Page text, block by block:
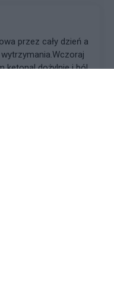
przez cały dzień a
ketonal dożylnie i ból